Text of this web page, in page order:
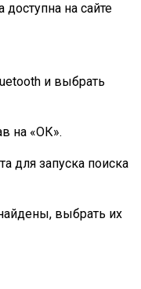
на сайте
и выбрать
на «ОК».
для запуска поиска
выбрать их